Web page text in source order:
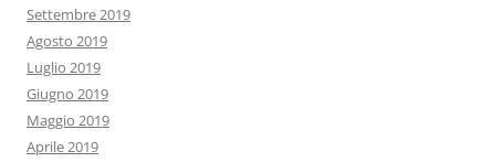
Settembre 2019
Agosto 2019
Luglio 2019
Giugno 2019
Maggio 2019
Aprile 2019